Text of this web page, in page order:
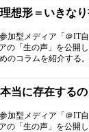
想形＝いきなり
加型メディア「＠IT
の「生の声」を公開
のコラムを紹介する
当に存在するの
加型メディア「＠IT
の「生の声」を公開